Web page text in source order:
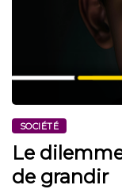
SOCIÉTÉ
Le
de grandir